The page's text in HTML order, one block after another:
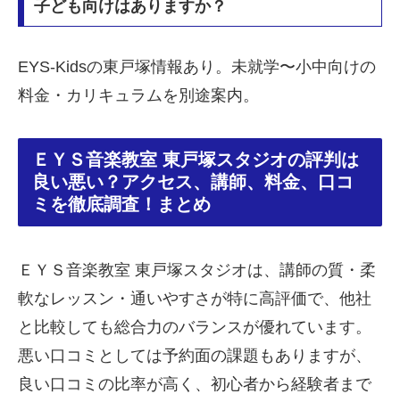
子ども向けはありますか？
EYS-Kidsの東戸塚情報あり。未就学〜小中向けの
料金・カリキュラムを別途案内。
ＥＹＳ音楽教室 東戸塚スタジオの評判は
良い悪い？アクセス、講師、料金、口コ
ミを徹底調査！まとめ
ＥＹＳ音楽教室 東戸塚スタジオは、講師の質・柔
軟なレッスン・通いやすさが特に高評価で、他社
と比較しても総合力のバランスが優れています。
悪い口コミとしては予約面の課題もありますが、
良い口コミの比率が高く、初心者から経験者まで